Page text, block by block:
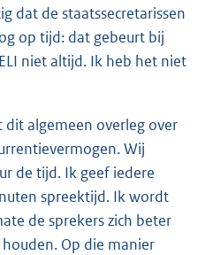
dat de staatssecretarissen
op tijd: dat gebeurt bij
niet altijd. Ik heb het niet
algemeen overleg over
Wij
de tijd. Ik geef iedere
spreektijd. Ik wordt
de sprekers zich beter
Op die manier